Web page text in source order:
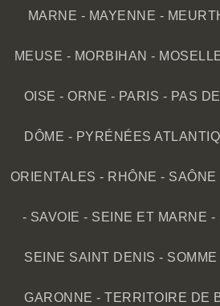
MARNE - MAYENNE -
MEUSE - MORBIHAN -
OISE - ORNE - PARIS - PAS
DÔME - PYRÉNÉES
ORIENTALES - RHÔNE - SAÔNE
- SAVOIE - SEINE ET MARNE -
SEINE SAINT DENIS - SOMME
GARONNE - TERRITOIRE DE